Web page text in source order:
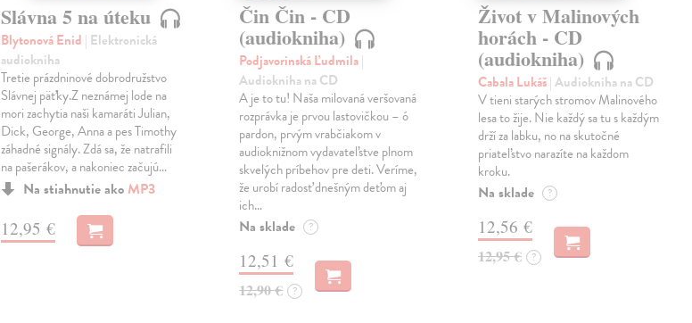
Slávna 5 na úteku
Blytonová Enid | Elektronická
audiokniha
Tretie prázdninové dobrodružstvo
Slávnej päťky.Z neznámej lode na
mori zachytia naši kamaráti Julian,
Dick, George, Anna a pes Timothy
záhadné signály. Zdá sa, že natrafili
na pašerákov, a nakoniec začujú…
Na stiahnutie ako MP3
12,95 €
Čin Čin - CD
(audiokniha)
Podjavorinská Ľudmila|
Audiokniha na CD
A je to tu! Naša milovaná veršovaná
rozprávka je prvou lastovičkou – ó
pardon, prvým vrabčiakom v
audioknižnom vydavateľstve plnom
skvelých príbehov pre deti. Veríme,
že urobí radosť dnešným deťom aj
ich…
Na sklade ?
12,51 €
12,90 € ?
Život v Malinových
horách - CD
(audiokniha)
Cabala Lukáš| Audiokniha na CD
V tieni starých stromov Malinového
lesa to žije. Nie každý sa tu s každým
drží za labku, no na skutočné
priateľstvo narazíte na každom
kroku.
Na sklade ?
12,56 €
12,95 € ?